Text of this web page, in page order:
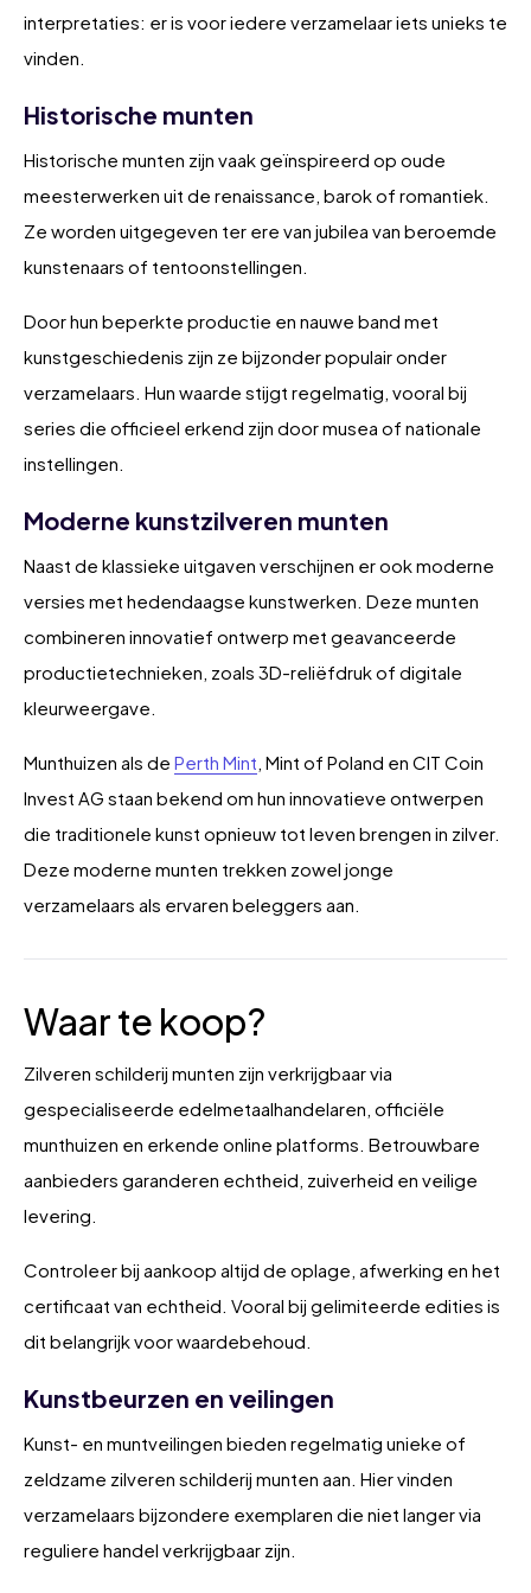
interpretaties: er is voor iedere verzamelaar iets unieks te
vinden.
Historische munten
Historische munten zijn vaak geïnspireerd op oude
meesterwerken uit de renaissance, barok of romantiek.
Ze worden uitgegeven ter ere van jubilea van beroemde
kunstenaars of tentoonstellingen.
Door hun beperkte productie en nauwe band met
kunstgeschiedenis zijn ze bijzonder populair onder
verzamelaars. Hun waarde stijgt regelmatig, vooral bij
series die officieel erkend zijn door musea of nationale
instellingen.
Moderne kunstzilveren munten
Naast de klassieke uitgaven verschijnen er ook moderne
versies met hedendaagse kunstwerken. Deze munten
combineren innovatief ontwerp met geavanceerde
productietechnieken, zoals 3D-reliëfdruk of digitale
kleurweergave.
Munthuizen als de Perth Mint, Mint of Poland en CIT Coin
Invest AG staan bekend om hun innovatieve ontwerpen
die traditionele kunst opnieuw tot leven brengen in zilver.
Deze moderne munten trekken zowel jonge
verzamelaars als ervaren beleggers aan.
Waar te koop?
Zilveren schilderij munten zijn verkrijgbaar via
gespecialiseerde edelmetaalhandelaren, officiële
munthuizen en erkende online platforms. Betrouwbare
aanbieders garanderen echtheid, zuiverheid en veilige
levering.
Controleer bij aankoop altijd de oplage, afwerking en het
certificaat van echtheid. Vooral bij gelimiteerde edities is
dit belangrijk voor waardebehoud.
Kunstbeurzen en veilingen
Kunst- en muntveilingen bieden regelmatig unieke of
zeldzame zilveren schilderij munten aan. Hier vinden
verzamelaars bijzondere exemplaren die niet langer via
reguliere handel verkrijgbaar zijn.